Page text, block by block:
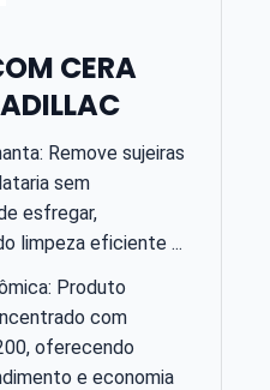
CERA
Remove sujeiras
sem
esfregar,
limpeza eficiente ...
Produto
com
oferecendo
e economia